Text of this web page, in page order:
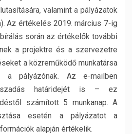
valamint a pályázatok
Az értékelés 2019. március 7-ig
során az értékelők további
a projektre és a szervezetre
a közreműködő munkatársa
pályázónak. Az e-mailben
határidejét is – ez
számított 5 munkanap. A
esetén a pályázatot a
alapján értékelik.